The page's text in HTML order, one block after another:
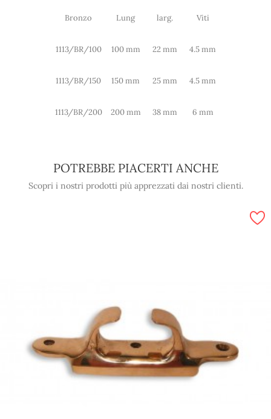
Bronzo Lung larg. Viti
1113/BR/100 100 mm 22 mm 4.5 mm
1113/BR/150 150 mm 25 mm 4.5 mm
1113/BR/200 200 mm 38 mm 6 mm
POTREBBE PIACERTI ANCHE
Scopri i nostri prodotti più apprezzati dai nostri clienti.